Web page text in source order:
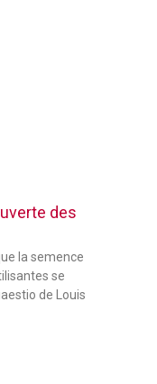
des
la semence
se
de Louis